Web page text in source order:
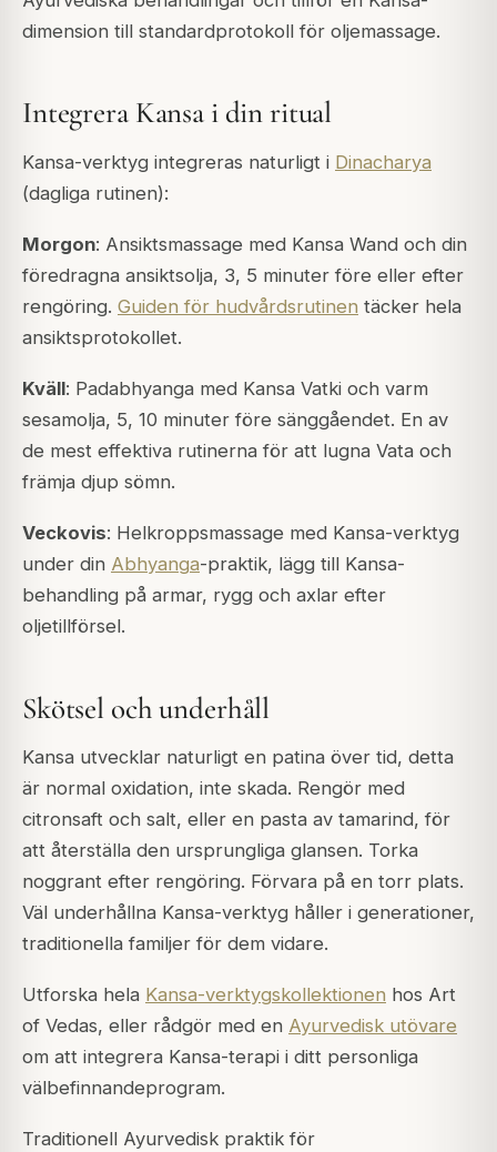
dimension till standardprotokoll för oljemassage.
Integrera Kansa i din ritual
Kansa-verktyg integreras naturligt i Dinacharya
(dagliga rutinen):
Morgon: Ansiktsmassage med Kansa Wand och din
föredragna ansiktsolja, 3, 5 minuter före eller efter
rengöring. Guiden för hudvårdsrutinen täcker hela
ansiktsprotokollet.
Kväll: Padabhyanga med Kansa Vatki och varm
sesamolja, 5, 10 minuter före sänggåendet. En av
de mest effektiva rutinerna för att lugna Vata och
främja djup sömn.
Veckovis: Helkroppsmassage med Kansa-verktyg
under din Abhyanga-praktik, lägg till Kansa-
behandling på armar, rygg och axlar efter
oljetillförsel.
Skötsel och underhåll
Kansa utvecklar naturligt en patina över tid, detta
är normal oxidation, inte skada. Rengör med
citronsaft och salt, eller en pasta av tamarind, för
att återställa den ursprungliga glansen. Torka
noggrant efter rengöring. Förvara på en torr plats.
Väl underhållna Kansa-verktyg håller i generationer,
traditionella familjer för dem vidare.
Utforska hela Kansa-verktygskollektionen hos Art
of Vedas, eller rådgör med en Ayurvedisk utövare
om att integrera Kansa-terapi i ditt personliga
välbefinnandeprogram.
Traditionell Ayurvedisk praktik för